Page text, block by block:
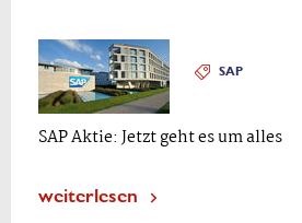
SAP
SAP Aktie: Jetzt geht es um alles
weiterlesen